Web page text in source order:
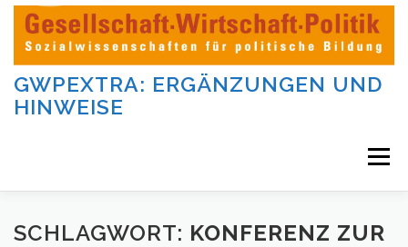
Zum
Inhalt
springen
GWPEXTRA: ERGÄNZUNGEN UND
HINWEISE
Menü
WILLKOMMEN
SCHLAGWORT: KONFERENZ ZUR